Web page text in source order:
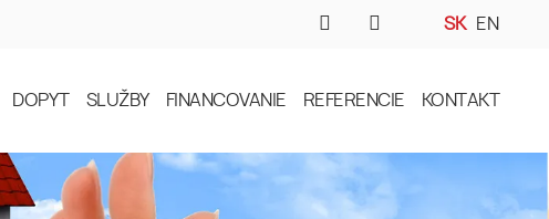
SK EN
DOPYT SLUŽBY FINANCOVANIE REFERENCIE KONTAKT